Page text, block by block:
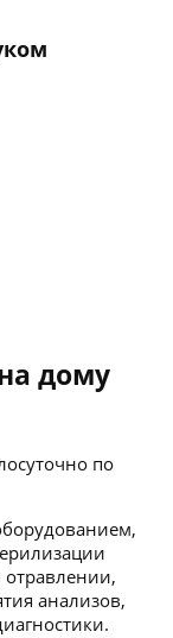
дому
по
отравлении,
анализов,